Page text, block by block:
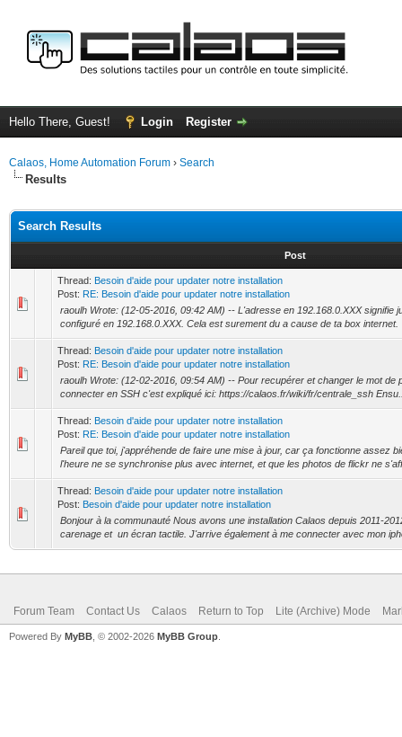
Hello There, Guest! Login Register
Calaos, Home Automation Forum › Search
Results
Search Results
Post
Thread: Besoin d'aide pour updater notre installation
Post: RE: Besoin d'aide pour updater notre installation
raoulh Wrote: (12-05-2016, 09:42 AM) -- L'adresse en 192.168.0.XXX signifie
configuré en 192.168.0.XXX. Cela est surement du a cause de ta box internet.
Thread: Besoin d'aide pour updater notre installation
Post: RE: Besoin d'aide pour updater notre installation
raoulh Wrote: (12-02-2016, 09:54 AM) -- Pour recupérer et changer le mot de
connecter en SSH c'est expliqué ici: https://calaos.fr/wiki/fr/centrale_ssh
Thread: Besoin d'aide pour updater notre installation
Post: RE: Besoin d'aide pour updater notre installation
Pareil que toi, j'appréhende de faire une mise à jour, car ça fonctionne assez
l'heure ne se synchronise plus avec internet, et que les photos de flickr ne
Thread: Besoin d'aide pour updater notre installation
Post: Besoin d'aide pour updater notre installation
Bonjour à la communauté Nous avons une installation Calaos depuis 2011-
carenage et un écran tactile. J'arrive également à me connecter avec mon
Forum Team Contact Us Calaos Return to Top Lite (Archive) Mode
Powered By MyBB , © 2002-2026 MyBB Group